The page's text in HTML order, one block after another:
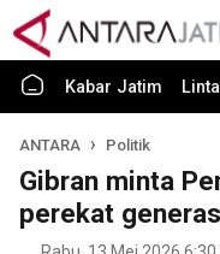
Kabar Jatim
ANTARA Politik
Gibran minta
perekat